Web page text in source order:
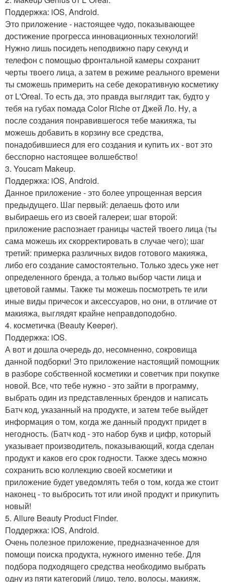
Поддержка: iOS, Android.
Это приложение - настоящее чудо, показывающее
достижение прогресса инновационных технологий!
Нужно лишь посидеть неподвижно пару секунд и
телефон с помощью фронтальной камеры сохранит
черты твоего лица, а затем в режиме реального времени
ты сможешь примерить на себе декоративную косметику
от L'Oreal. То есть да, это правда выглядит так, будто у
тебя на губах помада Color Riche от Джей Ло. Ну, а
после создания понравившегося тебе макияжа, ты
можешь добавить в корзину все средства,
понадобившиеся для его создания и купить их - вот это
бесспорно настоящее волшебство!
3. Youcam Makeup.
Поддержка: iOS, Android.
Данное приложение - это более упрощенная версия
предыдущего. Шаг первый: делаешь фото или
выбираешь его из своей галереи; шаг второй:
приложение распознает границы частей твоего лица (ты
сама можешь их скорректировать в случае чего); шаг
третий: примерка различных видов готового макияжа,
либо его создание самостоятельно. Только здесь уже нет
определенного бренда, а только выбор части лица и
цветовой гаммы. Также ты можешь посмотреть те или
иные виды причесок и аксессуаров, но они, в отличие от
макияжа, выглядят крайне неправдоподобно.
4. косметичка (Beauty Keeper).
Поддержка: iOS.
А вот и дошла очередь до, несомненно, сокровища
данной подборки! Это приложение настоящий помощник
в разборе собственной косметики и советчик при покупке
новой. Все, что тебе нужно - это зайти в программу,
выбрать один из представленных брендов и написать
Батч код, указанный на продукте, и затем тебе выйдет
информация о том, когда же данный продукт придет в
негодность. (Батч код - это набор букв и цифр, который
указывает производитель, показывающий, когда сделан
продукт и каков его срок годности. Также здесь можно
сохранить всю коллекцию своей косметики и
приложение будет уведомлять тебя о том, когда же стоит
наконец - то выбросить тот или иной продукт и прикупить
новый!
5. Allure Beauty Product Finder.
Поддержка: iOS, Android.
Очень полезное приложение, предназначенное для
помощи поиска продукта, нужного именно тебе. Для
подбора подходящего средства необходимо выбрать
одну из пяти категорий (лицо, тело, волосы, макияж,